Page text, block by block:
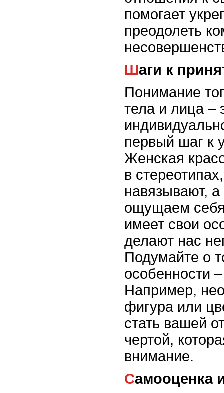
помогает
преодолеть
Шаги к
Понимание
тела и лица –
первый шаг к
Женская
в
навязывают,
ощущаем
имеет свои
делают нас
Подумайте о
особенности
Например,
фигура или
стать вашей
чертой,
внимание.
Самооценка